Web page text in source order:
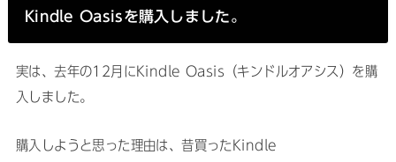
Kindle Oasisを購入しました。
実は、去年の12月にKindle Oasis（キンドルオアシス）を購
入しました。
購入しようと思った理由は、昔買ったKindle